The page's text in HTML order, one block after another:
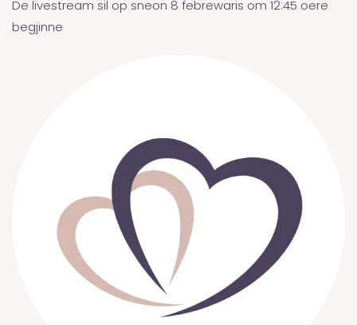
De livestream sil op sneon 8 febrewaris om 12:45 oere
begjinne